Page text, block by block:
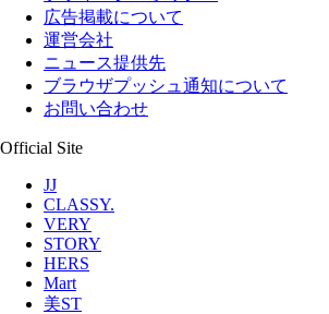
広告掲載について
運営会社
ニュース提供先
ブラウザプッシュ通知について
お問い合わせ
Official Site
JJ
CLASSY.
VERY
STORY
HERS
Mart
美ST